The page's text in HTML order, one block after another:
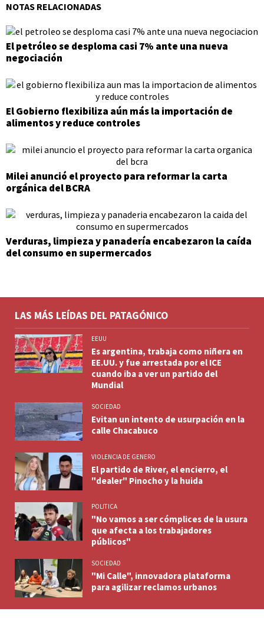
NOTAS RELACIONADAS
El petróleo se desploma casi 7% ante una nueva
negociación
El Gobierno flexibiliza aún más la importación de
alimentos y reduce controles
Milei anunció el proyecto para reformar la carta
orgánica del BCRA
Verduras, limpieza y panadería encabezaron la caída
del consumo en supermercados
LAS MÁS LEÍDAS DEL PATAGÓNICO
EEUU
Es argentina, trabaja como niñera en
EE.UU. y fue arrestada por el ICE
cuando iba a ver un partido del
Mundial
SOCIEDAD
Evitan un intento de usurpación en la
calle Chacabuco
VIOLENCIA DE GENERO
El partido de River, el encierro, el
"dealer" Pinocho y la huida
POLITICA
"No vamos a ser cómplices de la usura
que afecta a los trabajadores
públicos"
SOCIEDAD
"Mi Calle", innovadora plataforma
para agilizar reclamos urbanos